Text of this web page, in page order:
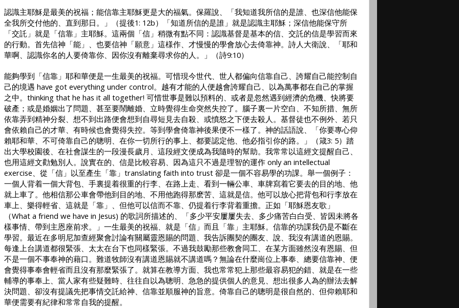
認識主耶穌是最美的祝福；能信靠主耶穌更是大的福氣。保羅說、「我知道我所信的是誰、也深信他能保
全我所交付他的、直到那日。」（提後1: 12b）「知道所信的是誰」就是認識主耶穌；深信他能保守所
「交託」就是「信靠」主耶穌。這兩個「信」稍微有點不同：認識基督是基本的信、交託的信是學習而來
的行動。首先信神「能」、也要信神「願意」這様作、才慢慢的學會放心去倚靠神。詩人大衛說、「耶和
華啊、認識你名的人要倚靠你、因你沒有離棄尋求你的人。」（詩9:10）
能夠學到「信靠」耶和華便是一生最美的祝福。可惜現今世代、世人都偏向信靠自己、誇耀自己能控制自
己的境遇 have got everything under control。越有才能的人便越會誇耀自己、以為萬事都在自己的掌握
之中。 thinking that he has it all together! 可惜世事是難以預料的、或者是忽然遇到經濟的危機、快將要
破產；或是婚姻出了問題、甚至要鬧離婚、立時覺得生命突然失控了。腦子裏一片空白、不知所措、無所
依靠弄到精神分裂、想不到出路便會想到自尋短見去自殺、或憤怒之下便去殺人。基督徒也不例外、若只
會依賴自己的才華、有時候也會覺得失控。等到學會倚靠神後果便不一樣了。神的話語說、「你要專心仰
賴耶和華、不可倚靠自己的聰明、在你一切所行的事上、都要認定他、他必指引你的路。」（箴3: 5）踏
出大學校園後、在社會謀生的一段漫長歲月、這段經文便成為我隨時的幫助。我常常以這經文提醒自己、
也用這經文勸勉別人。說實在的、信是比較容易、因為這只不過是理智的運作 only an intellectual
exercise、從「信」以至產生「靠」 translating faith into trust 卻是一個不容易學的功課。舉一個例子：
一個人背着一個大背包、手裏提着很重的行李、在路上走、看到一輛公車、車牌寫着它要去的目的地、他
就上車了。他相信那公車會帶他到目的地、不用他跑得那麽苦、這就是信。他可以放心把背包和行李放在
車上、樂得輕省、這就是「靠」、但他可以信而不靠、仍提着行李背着重擔。正如「耶穌恩友歌」
（What a friend we have in Jesus) 的歌詞所描述的、「多少平安屢屢失去、多少痛苦白白受、皆因未將各
樣事情、帶到主恩座前求。」一生最美的祝福、就是「信」而且「靠」主耶穌。信靠的功課我仍是不斷在
學習。最近在多明尼加查經聚會討論有關屬靈恩賜的問題、我告訴團契的團友、說、我沒有講道的恩賜。
每逢上台講道都很緊張、太太在台下也同樣緊張。不過我鼓勵那些教會同工、在某方面雖然沒有恩賜、但
不是一個不事奉神的藉口。難道牧師沒有講道恩賜就不講道嗎？無論在什麼崗位上事奉、總要信靠神、便
會覺得事奉會輕省而且沒有那麼緊張了。就算在教導方面、我也常常犯上那些最容易犯的錯、就是在一些
輔導的事奉上、當人家有些疑難時、往往自以為聰明、急急的提供個人的意見、想出很多人為的辦法去解
決問題、卻沒有提議先把事情交託給神、信靠並順服神的旨意。倚靠自己的聰明是很自然的、但仰賴耶和
華便需要有紀律和常常自我的提醒。